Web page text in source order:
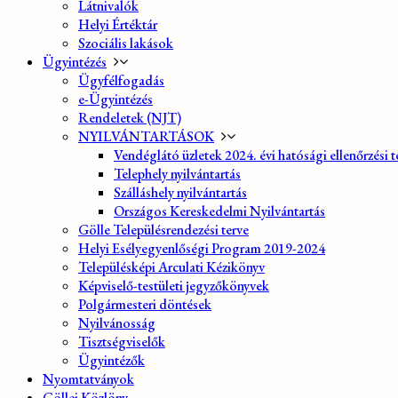
Látnivalók
Helyi Értéktár
Szociális lakások
Ügyintézés
Ügyfélfogadás
e-Ügyintézés
Rendeletek (NJT)
NYILVÁNTARTÁSOK
Vendéglátó üzletek 2024. évi hatósági ellenőrzési
Telephely nyilvántartás
Szálláshely nyilvántartás
Országos Kereskedelmi Nyilvántartás
Gölle Településrendezési terve
Helyi Esélyegyenlőségi Program 2019-2024
Településképi Arculati Kézikönyv
Képviselő-testületi jegyzőkönyvek
Polgármesteri döntések
Nyilvánosság
Tisztségviselők
Ügyintézők
Nyomtatványok